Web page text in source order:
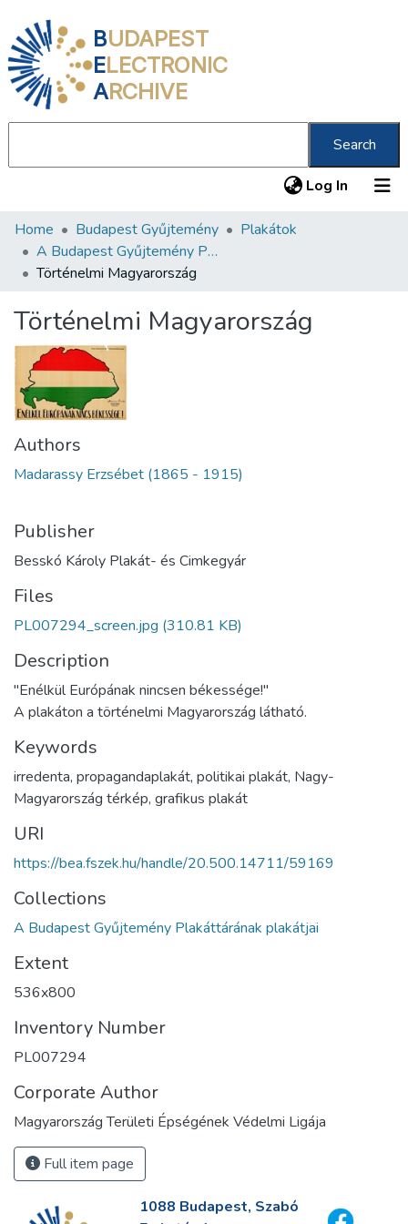
BUDAPEST
ELECTRONIC
ARCHIVE
Search
Log In (current)
Communities & Collections
All of DSpace
Home Budapest Gyűjtemény
Plakátok
A Budapest Gyűjtemény Plakáttárának plakátjai
Történelmi Magyarország
Történelmi Magyarország
Authors
Madarassy Erzsébet (1865 - 1915)
Publisher
Besskó Károly Plakát- és Cimkegyár
Files
PL007294_screen.jpg (310.81 KB)
Description
"Enélkül Európának nincsen békessége!"
A plakáton a történelmi Magyarország látható.
Keywords
irredenta, propagandaplakát, politikai plakát, Nagy-
Magyarország térkép, grafikus plakát
URI
https://bea.fszek.hu/handle/20.500.14711/59169
Collections
A Budapest Gyűjtemény Plakáttárának plakátjai
Extent
536x800
Inventory Number
PL007294
Corporate Author
Magyarország Területi Épségének Védelmi Ligája
Full item page
1088 Budapest, Szabó